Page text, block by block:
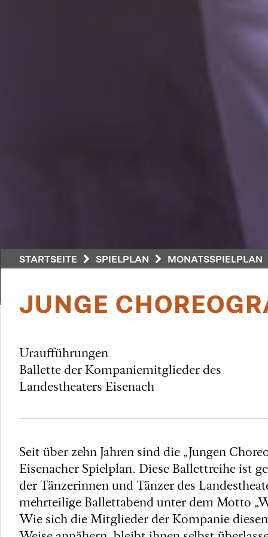
STARTSEITE SPIELPLAN MONATSSPIELPLAN
JUNGE
Uraufführungen
Ballette der Kompaniemitglieder des
Landestheaters Eisenach
Seit über zehn Jahren sind die „Jungen
Eisenacher Spielplan. Diese Ballettreihe ist
der Tänzerinnen und Tänzer des
mehrteilige Ballettabend unter dem Motto
Wie sich die Mitglieder der Kompanie